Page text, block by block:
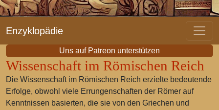
Enzyklopädie
Uns auf Patreon unterstützen
Wissenschaft im Römischen Reich
Die Wissenschaft im Römischen Reich erzielte bedeutende
Erfolge, obwohl viele Errungenschaften der Römer auf
Kenntnissen basierten, die sie von den Griechen und